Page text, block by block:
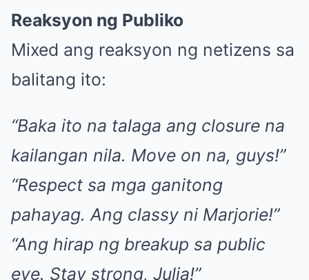
Reaksyon ng Publiko
Mixed ang reaksyon ng netizens sa
balitang ito:
“Baka ito na talaga ang closure na
kailangan nila. Move on na, guys!”
“Respect sa mga ganitong
pahayag. Ang classy ni Marjorie!”
“Ang hirap ng breakup sa public
eye. Stay strong, Julia!”